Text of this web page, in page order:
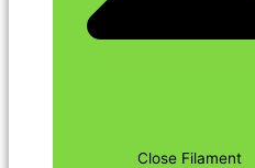
Close Filament